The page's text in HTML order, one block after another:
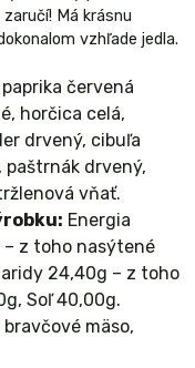
Má krásnu
vzhľade jedla.
červená
horčica celá,
drvený, cibuľa
paštrnák drvený,
vňať.
Energia
z toho nasýtené
24,40g – z toho
Soľ 40,00g.
mäso,